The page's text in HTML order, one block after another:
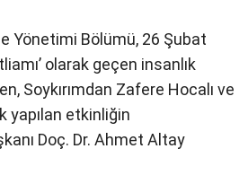
Yönetimi Bölümü, 26 Şubat
olarak geçen insanlık
Soykırımdan Zafere Hocalı ve
yapılan etkinliğin
Doç. Dr. Ahmet Altay